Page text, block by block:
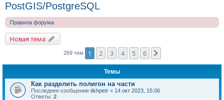
PostGIS/PostgreSQL
Правила форума
Новая тема
269 тем 1 2 3 4 5 6
Темы
Как разделить полигон на части
Последнее сообщение tikhpetr « 14 окт 2023, 15:06
Ответы: 2